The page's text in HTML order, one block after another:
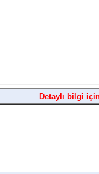
Detaylı bilgi